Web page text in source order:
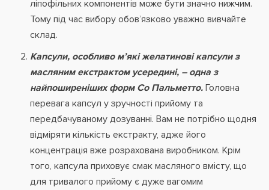
ліпофільних компонентів може бути значно нижчим.
Тому під час вибору обов’язково уважно вивчайте
склад.
Капсули, особливо м’які желатинові капсули з
масляним екстрактом усередині, – одна з
найпоширеніших форм Со Пальметто. Головна
перевага капсул у зручності прийому та
передбачуваному дозуванні. Вам не потрібно щодня
відміряти кількість екстракту, адже його
концентрація вже розрахована виробником. Крім
того, капсула приховує смак масляного вмісту, що
для тривалого прийому є дуже вагомим